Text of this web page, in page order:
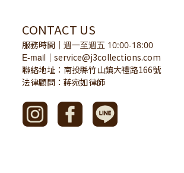
CONTACT US
服務時間 ｜ 週一至週五 10:00-18:00
E-mail ｜ service@j3collections.com
聯絡地址：南投縣竹山鎮大禮路166號
法律顧問：蔣宛如律師